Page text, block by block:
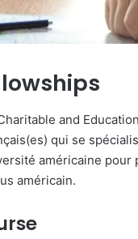
and
qui se
américaine
américain.